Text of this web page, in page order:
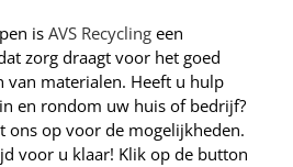
is AVS Recycling een
zorg draagt voor het goed
van materialen. Heeft u hulp
en rondom uw huis of bedrijf?
ons op voor de mogelijkheden.
voor u klaar! Klik op de button